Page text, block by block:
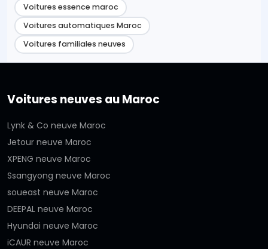
Voitures essence maroc
Voitures automatiques Maroc
Voitures familiales neuves
Voitures neuves au Maroc
Lynk & Co neuve Maroc
Jetour neuve Maroc
XPENG neuve Maroc
Ssangyong neuve Maroc
soueast neuve Maroc
DEEPAL neuve Maroc
Hyundai neuve Maroc
iCAUR neuve Maroc